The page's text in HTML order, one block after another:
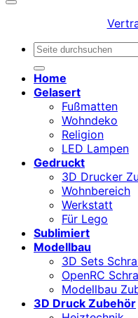
Suchen
Home
Gelasert
Fußmatten
Wohndeko
Religion
LED Lampen
Gedruckt
3D Drucker
Wohnbereich
Werkstatt
Für Lego
Sublimiert
Modellbau
3D Sets
OpenRC
Modellbau
3D Druck Zubehör